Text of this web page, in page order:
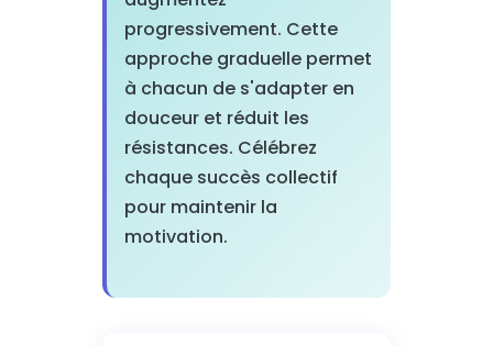
progressivement. Cette
approche graduelle permet
à chacun de s'adapter en
douceur et réduit les
résistances. Célébrez
chaque succès collectif
pour maintenir la
motivation.